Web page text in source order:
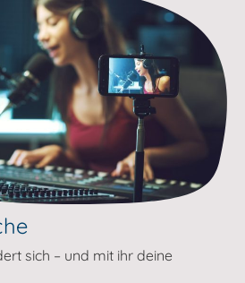
sich – und mit ihr deine